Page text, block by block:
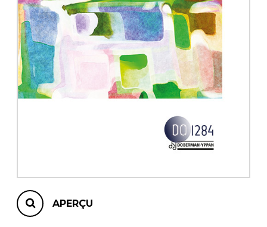
AUTRES PRODUITS
APERÇU